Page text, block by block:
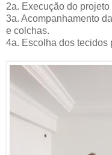
2a. Execução do
3a. Acompanhamento
e colchas.
4a. Escolha dos tecidos